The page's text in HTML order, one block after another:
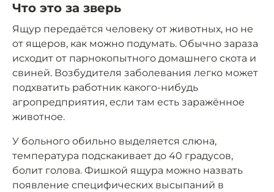
Что это за зверь
Ящур передаётся человеку от животных, но не
от ящеров, как можно подумать. Обычно зараза
исходит от парнокопытного домашнего скота и
свиней. Возбудителя заболевания легко может
подхватить работник какого-нибудь
агропредприятия, если там есть заражённое
животное.
У больного обильно выделяется слюна,
температура подскакивает до 40 градусов,
болит голова. Фишкой ящура можно назвать
появление специфических высыпаний в